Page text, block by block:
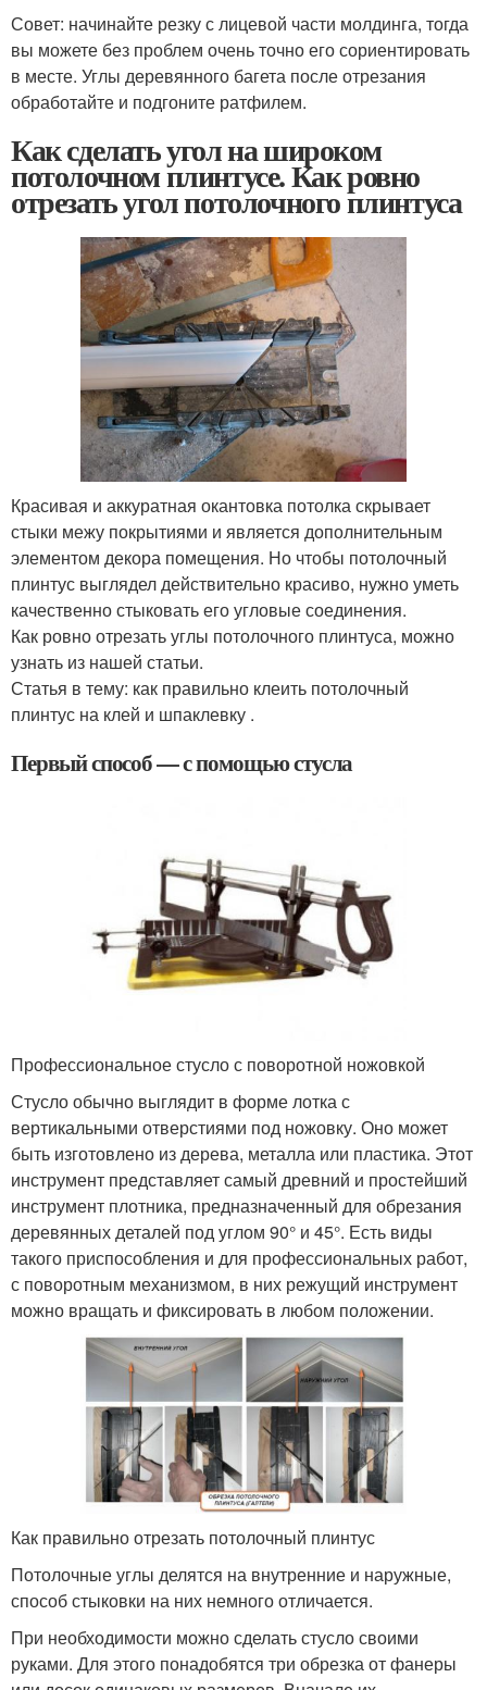
Совет: начинайте резку с лицевой части молдинга, тогда
вы можете без проблем очень точно его сориентировать
в месте. Углы деревянного багета после отрезания
обработайте и подгоните ратфилем.
Как сделать угол на широком
потолочном плинтусе. Как ровно
отрезать угол потолочного плинтуса
Красивая и аккуратная окантовка потолка скрывает
стыки межу покрытиями и является дополнительным
элементом декора помещения. Но чтобы потолочный
плинтус выглядел действительно красиво, нужно уметь
качественно стыковать его угловые соединения.
Как ровно отрезать углы потолочного плинтуса, можно
узнать из нашей статьи.
Статья в тему: как правильно клеить потолочный
плинтус на клей и шпаклевку .
Первый способ — с помощью стусла
Профессиональное стусло с поворотной ножовкой
Стусло обычно выглядит в форме лотка с
вертикальными отверстиями под ножовку. Оно может
быть изготовлено из дерева, металла или пластика. Этот
инструмент представляет самый древний и простейший
инструмент плотника, предназначенный для обрезания
деревянных деталей под углом 90° и 45°. Есть виды
такого приспособления и для профессиональных работ,
с поворотным механизмом, в них режущий инструмент
можно вращать и фиксировать в любом положении.
Как правильно отрезать потолочный плинтус
Потолочные углы делятся на внутренние и наружные,
способ стыковки на них немного отличается.
При необходимости можно сделать стусло своими
руками. Для этого понадобятся три обрезка от фанеры